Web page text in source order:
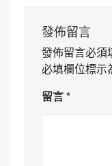
發佈留言
發佈留言必須
必填欄位標示
留言*